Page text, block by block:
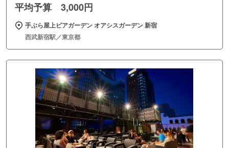
平均予算 3,000円
手ぶら屋上ビアガーデン オアシスガーデン 新宿
西武新宿駅／東京都